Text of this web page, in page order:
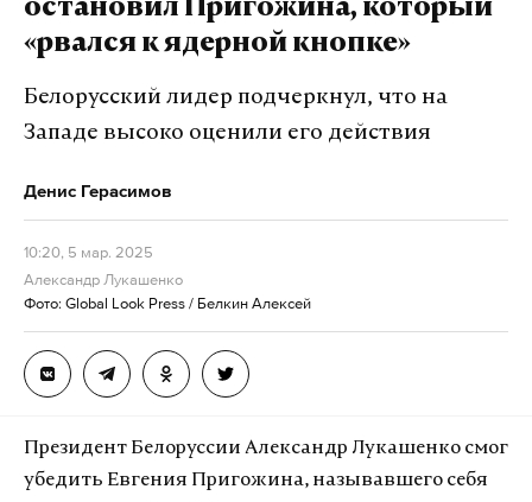
остановил Пригожина, который
«рвался к ядерной кнопке»
Белорусский лидер подчеркнул, что на
Западе высоко оценили его действия
Денис Герасимов
10:20, 5 мар. 2025
Александр Лукашенко
Фото: Global Look Press / Белкин Алексей
Президент Белоруссии Александр Лукашенко смог
убедить Евгения Пригожина, называвшего себя